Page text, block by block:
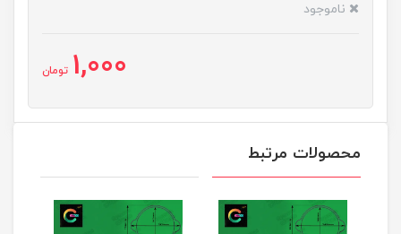
ناموجود
1,000 تومان
محصولات مرتبط